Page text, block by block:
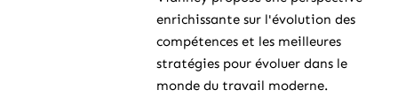
enrichissante sur l'évolution des
compétences et les meilleures
stratégies pour évoluer dans le
monde du travail moderne.